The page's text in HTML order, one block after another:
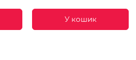
У кошик